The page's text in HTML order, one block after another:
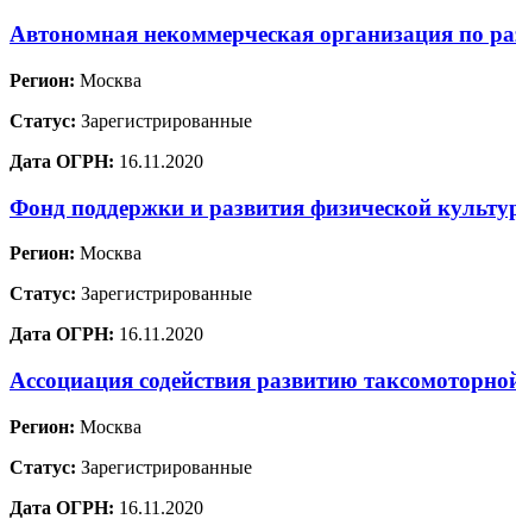
Автономная некоммерческая организация по
Регион: Москва
Статус: Зарегистрированные
Дата ОГРН: 16.11.2020
Фонд поддержки и развития физической
Регион: Москва
Статус: Зарегистрированные
Дата ОГРН: 16.11.2020
Ассоциация содействия развитию
Регион: Москва
Статус: Зарегистрированные
Дата ОГРН: 16.11.2020